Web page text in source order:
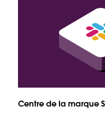
Centre de la marque